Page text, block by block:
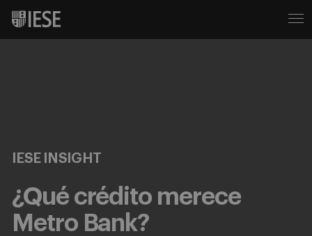
IESE INSIGHT
¿Qué crédito merece
Metro Bank?